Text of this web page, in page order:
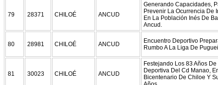
79 28371 CHILOÉ ANCUD
Generando Capacidades,
Prevenir La Ocurrencia De
En La Población Inés De
Ancud.
80 28981 CHILOÉ ANCUD
Encuentro Deportivo
Rumbo A La Liga De
81 30023 CHILOÉ ANCUD
Festejando Los 83 Años
Deportiva Del Cd Manao,
Bicentenario De Chiloe Y